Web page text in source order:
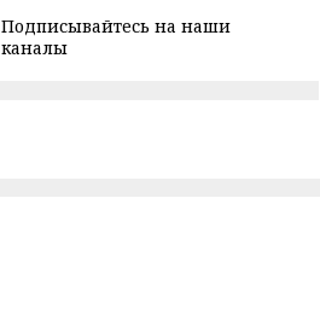
Подписывайтесь на наши
каналы